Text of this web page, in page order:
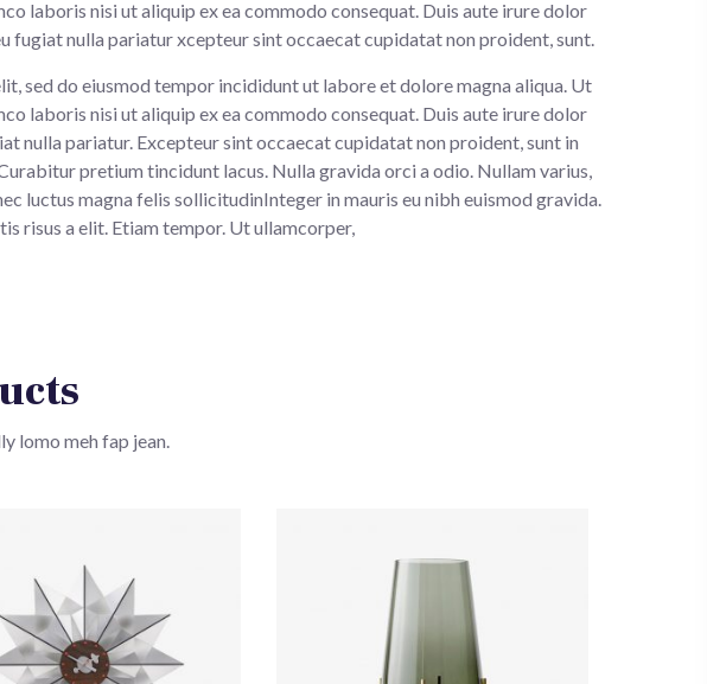
laboris nisi ut aliquip ex ea commodo consequat. Duis aute irure dolor
fugiat nulla pariatur xcepteur sint occaecat cupidatat non proident, sunt.
sed do eiusmod tempor incididunt ut labore et dolore magna aliqua. Ut
laboris nisi ut aliquip ex ea commodo consequat. Duis aute irure dolor
nulla pariatur. Excepteur sint occaecat cupidatat non proident, sunt in
pretium tincidunt lacus. Nulla gravida orci a odio. Nullam varius,
luctus magna felis sollicitudinInteger in mauris eu nibh euismod gravida.
risus a elit. Etiam tempor. Ut ullamcorper,
lomo meh fap jean.